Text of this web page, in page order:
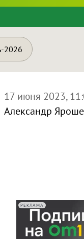
2026
17 июня 2023,
Александр
РЕКЛАМА